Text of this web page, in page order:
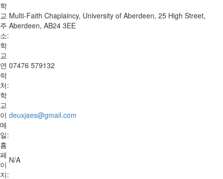
학
교
주
소:
Multi-Faith Chaplaincy, University of Aberdeen, 25 High Street,
Aberdeen, AB24 3EE
학
교
연
락
처:
07476 579132
학
교
이
메
일:
deuxjaes@gmail.com
홈
페
이
지:
N/A